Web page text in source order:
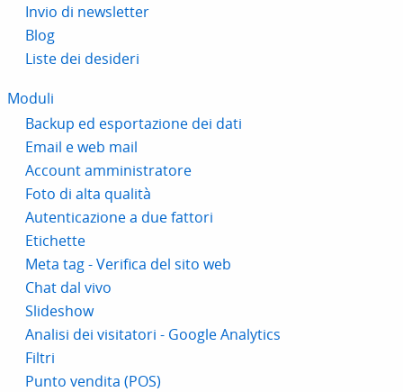
Invio di newsletter
Blog
Liste dei desideri
Moduli
Backup ed esportazione dei dati
Email e web mail
Account amministratore
Foto di alta qualità
Autenticazione a due fattori
Etichette
Meta tag - Verifica del sito web
Chat dal vivo
Slideshow
Analisi dei visitatori - Google Analytics
Filtri
Punto vendita (POS)